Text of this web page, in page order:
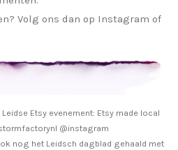
Volg ons dan op Instagram of
Etsy evenement: Etsy made local
@instagram
nog het Leidsch dagblad gehaald met